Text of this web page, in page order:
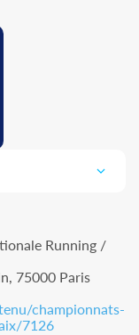
Running /
75000 Paris
championnats-
7126